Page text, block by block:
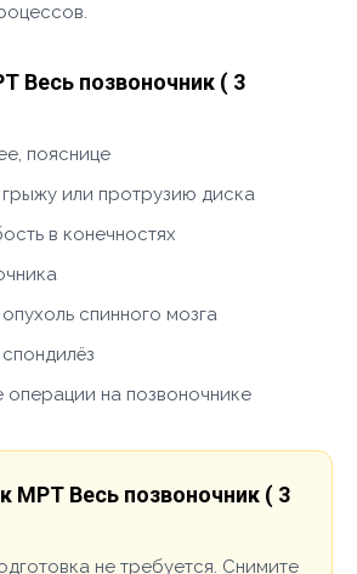
Весь позвоночник ( 3
пояснице
или протрузию диска
в конечностях
спинного мозга
операции на позвоночнике
МРТ Весь позвоночник ( 3
не требуется. Снимите